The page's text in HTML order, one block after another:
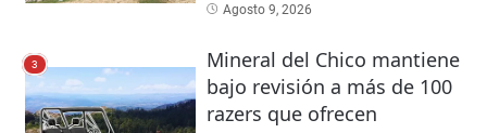
Agosto 9, 2026
3
Mineral del Chico mantiene
bajo revisión a más de 100
razers que ofrecen